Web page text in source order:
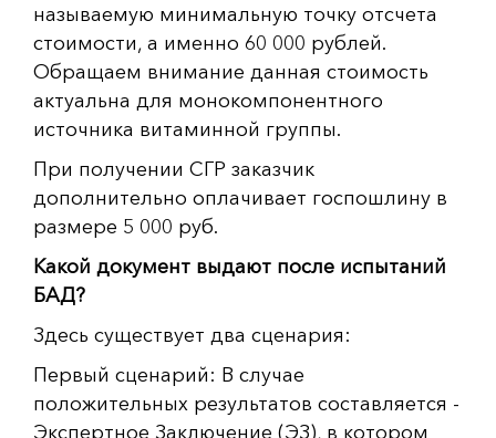
называемую минимальную точку отсчета
стоимости, а именно 60 000 рублей.
Обращаем внимание данная стоимость
актуальна для монокомпонентного
источника витаминной группы.
При получении СГР заказчик
дополнительно оплачивает госпошлину в
размере 5 000 руб.
Какой документ выдают после испытаний
БАД?
Здесь существует два сценария:
Первый сценарий: В случае
положительных результатов составляется -
Экспертное Заключение (ЭЗ), в котором